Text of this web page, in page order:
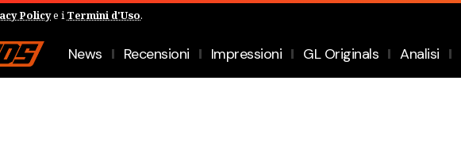
Policye i Termini d'Uso.
News Recensioni Impressioni GL Originals Analisi